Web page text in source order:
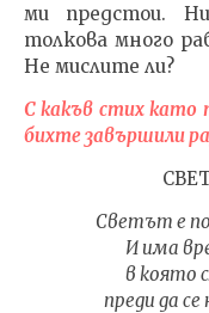
ми предстои.
толкова много
Не мислите ли?
С какъв стих като
бихте завършили
Светът е
И има
в която
преди да